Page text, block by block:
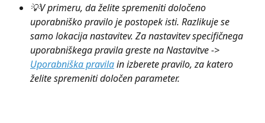
💡V primeru, da želite spremeniti določeno
uporabniško pravilo je postopek isti. Razlikuje se
samo lokacija nastavitev. Za nastavitev specifičnega
uporabniškega pravila greste na Nastavitve ->
Uporabniška pravila in izberete pravilo, za katero
želite spremeniti določen parameter.